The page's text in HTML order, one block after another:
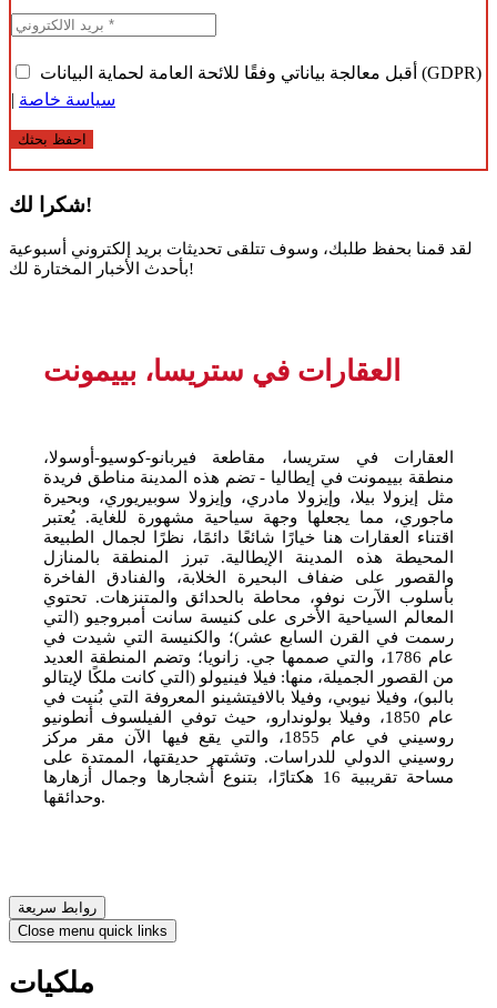
أقبل معالجة بياناتي وفقًا للائحة العامة لحماية البيانات (GDPR)
| سياسة خاصة
احفظ بحثك
شكرا لك!
لقد قمنا بحفظ طلبك، وسوف تتلقى تحديثات بريد إلكتروني أسبوعية
بأحدث الأخبار المختارة لك!
العقارات في ستريسا، بييمونت
العقارات في ستريسا، مقاطعة فيربانو-كوسيو-أوسولا،
منطقة بييمونت في إيطاليا - تضم هذه المدينة مناطق فريدة
مثل إيزولا بيلا، وإيزولا مادري، وإيزولا سوبيريوري، وبحيرة
ماجوري، مما يجعلها وجهة سياحية مشهورة للغاية. يُعتبر
اقتناء العقارات هنا خيارًا شائعًا دائمًا، نظرًا لجمال الطبيعة
المحيطة هذه المدينة الإيطالية. تبرز المنطقة بالمنازل
والقصور على ضفاف البحيرة الخلابة، والفنادق الفاخرة
بأسلوب الآرت نوفو، محاطة بالحدائق والمتنزهات. تحتوي
المعالم السياحية الأخرى على كنيسة سانت أمبروجيو (التي
رسمت في القرن السابع عشر)؛ والكنيسة التي شيدت في
عام 1786، والتي صممها جي. زانويا؛ وتضم المنطقة العديد
من القصور الجميلة، منها: فيلا فينيولو (التي كانت ملكًا لإيتالو
بالبو)، وفيلا نيوبي، وفيلا بالافيتشينو المعروفة التي بُنيت في
عام 1850، وفيلا بولوندارو، حيث توفي الفيلسوف أنطونيو
روسيني في عام 1855، والتي يقع فيها الآن مقر مركز
روسيني الدولي للدراسات. وتشتهر حديقتها، الممتدة على
مساحة تقريبية 16 هكتارًا، بتنوع أشجارها وجمال أزهارها
وحدائقها.
روابط سريعة
Close menu quick links
ملكيات